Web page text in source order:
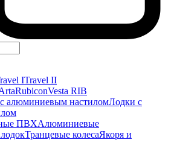
ITravel II
RubiconVesta RIB
алюминиевым настиломЛодки с
ПВХАлюминиевые
Транцевые колесаЯкоря и